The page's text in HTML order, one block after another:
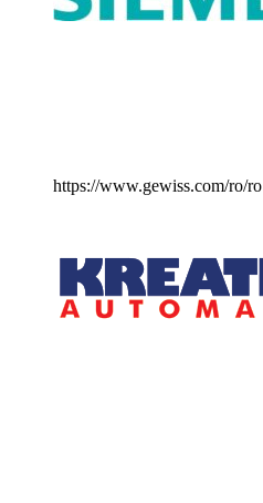
https://www.gewiss.com/ro/ro